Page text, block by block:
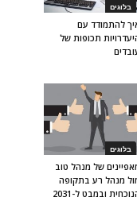
בלוגים
להתמודד עם
תכופות של
בלוגים
של מנהל טוב
מנהל רע בתקופה
ובמבט ל-2031